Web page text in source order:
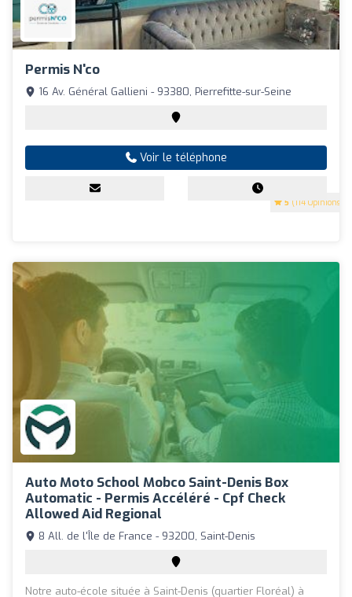
Permis N'co
5 (114 Opinions)
16 Av. Général Gallieni - 93380, Pierrefitte-sur-Seine
Voir le téléphone
Auto Moto School Mobco Saint-Denis Box
Automatic - Permis Accéléré - Cpf Check
Allowed Aid Regional
8 All. de l'Île de France - 93200, Saint-Denis
Notre auto-école située à Saint-Denis (quartier Floréal) à